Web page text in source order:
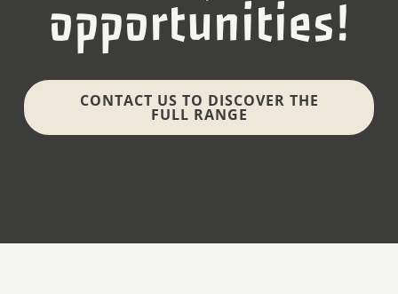
opportunities!
CONTACT US TO DISCOVER THE
FULL RANGE